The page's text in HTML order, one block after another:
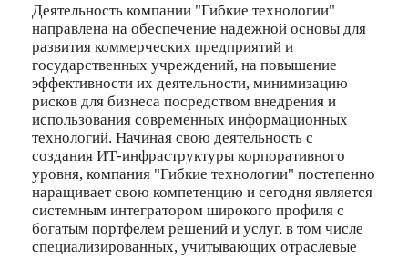
Деятельность компании "Гибкие технологии"
направлена на обеспечение надежной основы для
развития коммерческих предприятий и
государственных учреждений, на повышение
эффективности их деятельности, минимизацию
рисков для бизнеса посредством внедрения и
использования современных информационных
технологий. Начиная свою деятельность с
создания ИТ-инфраструктуры корпоративного
уровня, компания "Гибкие технологии" постепенно
наращивает свою компетенцию и сегодня является
системным интегратором широкого профиля с
богатым портфелем решений и услуг, в том числе
специализированных, учитывающих отраслевые